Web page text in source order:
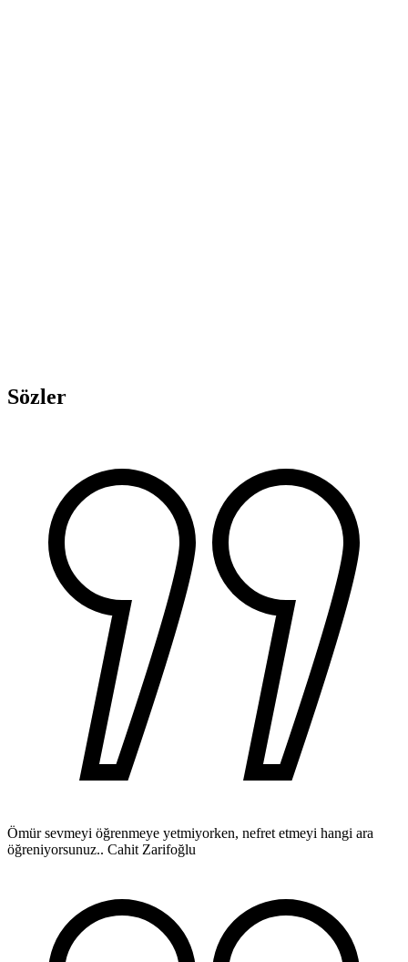
Sözler
Ömür sevmeyi öğrenmeye yetmiyorken, nefret etmeyi hangi ara
öğreniyorsunuz.. Cahit Zarifoğlu